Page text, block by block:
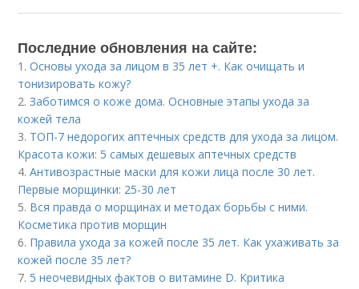
Последние обновления на сайте:
1.Основы ухода за лицом в 35 лет +. Как очищать и
тонизировать кожу?
2.Заботимся о коже дома. Основные этапы ухода за
кожей тела
3. ТОП-7 недорогих аптечных средств для ухода за лицом.
Красота кожи: 5 самых дешевых аптечных средств
4.Антивозрастные маски для кожи лица после 30 лет.
Первые морщинки: 25-30 лет
5. Вся правда о морщинах и методах борьбы с ними.
Косметика против морщин
6. Правила ухода за кожей после 35 лет. Как ухаживать за
кожей после 35 лет?
7. 5 неочевидных фактов о витамине D. Критика